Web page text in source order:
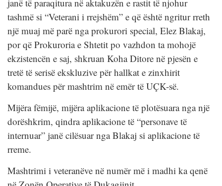
janë të paraqitura në aktakuzën e rastit të njohur
tashmë si “Veterani i rrejshëm” e që është ngritur rreth
një muaj më parë nga prokurori special, Elez Blakaj,
por që Prokuroria e Shtetit po vazhdon ta mohojë
ekzistencën e saj, shkruan Koha Ditore në pjesën e
tretë të serisë ekskluzive për hallkat e zinxhirit
komandues për mashtrim në emër të UÇK-së.
Mijëra fëmijë, mijëra aplikacione të plotësuara nga një
dorëshkrim, qindra aplikacione të “personave të
internuar” janë cilësuar nga Blakaj si aplikacione të
rreme.
Mashtrimi i veteranëve në numër më i madhi ka qenë